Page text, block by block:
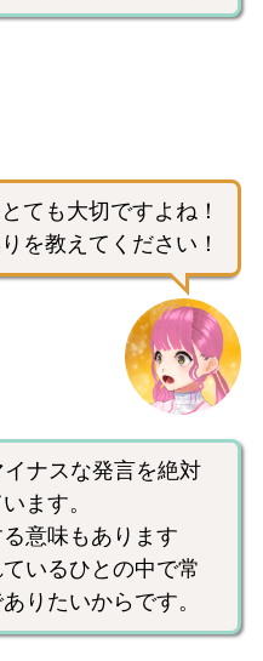
ても大切ですよね！
を教えてください！
ナスな発言を絶対
ます。
意味もあります
いるひとの中で常
りたいからです。